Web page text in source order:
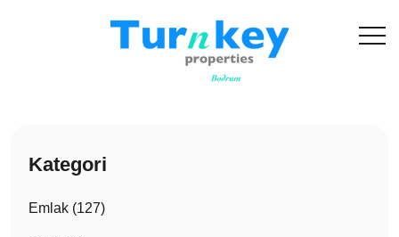
Kategori
Emlak (127)